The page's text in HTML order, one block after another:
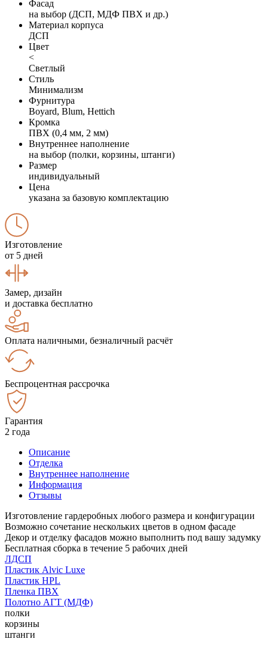
Фасад
на выбор (ДСП, МДФ ПВХ и др.)
Материал корпуса
ДСП
Цвет
<
Светлый
Стиль
Минимализм
Фурнитура
Boyard, Blum, Hettich
Кромка
ПВХ (0,4 мм, 2 мм)
Внутреннее наполнение
на выбор (полки, корзины, штанги)
Размер
индивидуальный
Цена
указана за базовую комплектацию
Изготовление
от 5 дней
Замер, дизайн
и доставка бесплатно
Оплата наличными, безналичный расчёт
Беспроцентная рассрочка
Гарантия
2 года
Описание
Отделка
Внутреннее наполнение
Информация
Отзывы
Изготовление гардеробных любого размера и конфигурации
Возможно сочетание нескольких цветов в одном фасаде
Декор и отделку фасадов можно выполнить под вашу задумку
Бесплатная сборка в течение 5 рабочих дней
ЛДСП
Пластик Alvic Luxe
Пластик HPL
Пленка ПВХ
Полотно АГТ (МДФ)
полки
корзины
штанги